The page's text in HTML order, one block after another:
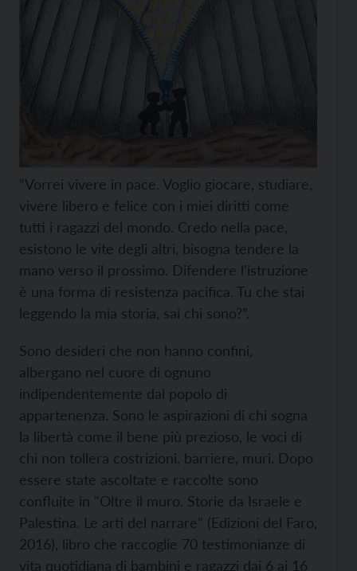
“Vorrei vivere in pace. Voglio giocare, studiare,
vivere libero e felice con i miei diritti come
tutti i ragazzi del mondo. Credo nella pace,
esistono le vite degli altri, bisogna tendere la
mano verso il prossimo. Difendere l'istruzione
è una forma di resistenza pacifica. Tu che stai
leggendo la mia storia, sai chi sono?”.
Sono desideri che non hanno confini,
albergano nel cuore di ognuno
indipendentemente dal popolo di
appartenenza. Sono le aspirazioni di chi sogna
la libertà come il bene più prezioso, le voci di
chi non tollera costrizioni, barriere, muri. Dopo
essere state ascoltate e raccolte sono
confluite in "Oltre il muro. Storie da Israele e
Palestina. Le arti del narrare" (Edizioni del Faro,
2016), libro che raccoglie 70 testimonianze di
vita quotidiana di bambini e ragazzi dai 6 ai 16